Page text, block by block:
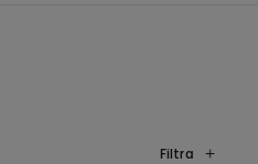
Filtra